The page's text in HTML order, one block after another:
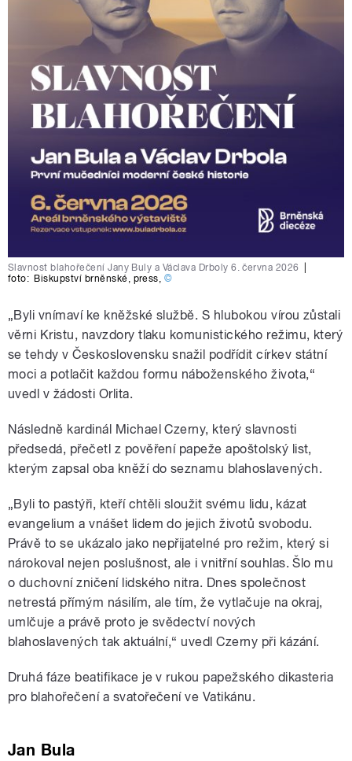
Slavnost blahořečení Jany Buly a Václava Drboly 6. června 2026
foto: Biskupství brněnské, press, ©
„Byli vnímaví ke kněžské službě. S hlubokou vírou zůstali
věrni Kristu, navzdory tlaku komunistického režimu, který
se tehdy v Československu snažil podřídit církev státní
moci a potlačit každou formu náboženského života,“
uvedl v žádosti Orlita.
Následně kardinál Michael Czerny, který slavnosti
předsedá, přečetl z pověření papeže apoštolský list,
kterým zapsal oba kněží do seznamu blahoslavených.
„Byli to pastýři, kteří chtěli sloužit svému lidu, kázat
evangelium a vnášet lidem do jejich životů svobodu.
Právě to se ukázalo jako nepřijatelné pro režim, který si
nárokoval nejen poslušnost, ale i vnitřní souhlas. Šlo mu
o duchovní zničení lidského nitra. Dnes společnost
netrestá přímým násilím, ale tím, že vytlačuje na okraj,
umlčuje a právě proto je svědectví nových
blahoslavených tak aktuální,“ uvedl Czerny při kázání.
Druhá fáze beatifikace je v rukou papežského dikasteria
pro blahořečení a svatořečení ve Vatikánu.
Jan Bula